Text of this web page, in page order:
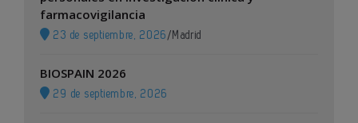
farmacovigilancia
23 de septiembre, 2026 / Madrid
BIOSPAIN 2026
29 de septiembre, 2026